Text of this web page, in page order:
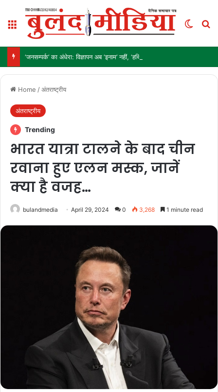
Menu
‘जनसम्पर्क’ का अंधेरा: विज्ञापन अब ‘इनाम’ नहीं, ‘हथियार’ है!
Home /अंतराष्ट्रीय
अंतराष्ट्रीय
Trending
भारत यात्रा टालने के बाद चीन
रवाना हुए एलन मस्क, जानें
क्या है वजह…
bulandmedia April 29, 2024 0 3,268 1 minute read